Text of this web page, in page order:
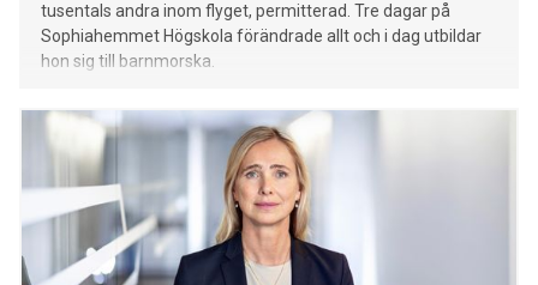
tusentals andra inom flyget, permitterad. Tre dagar på
Sophiahemmet Högskola förändrade allt och i dag utbildar
hon sig till barnmorska.